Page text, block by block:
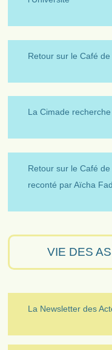
Retour sur le Café
La Cimade
Retour sur le Café
reconté par Aïcha
VIE DES
La Newsletter des